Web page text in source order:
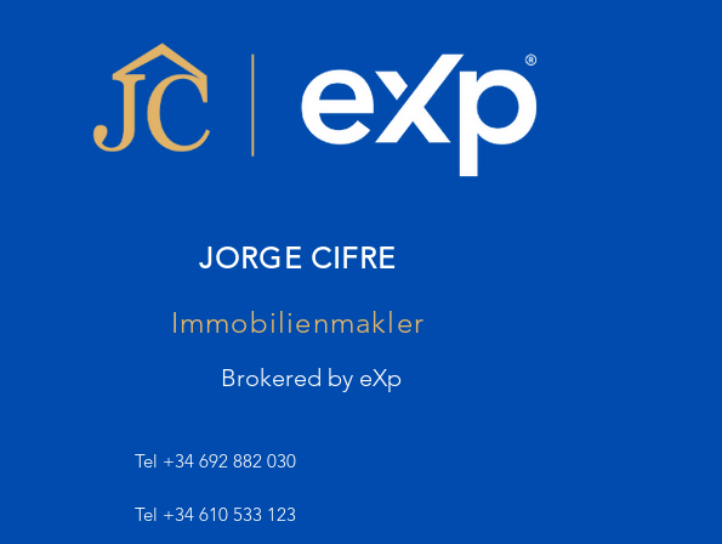
JORGE CIFRE
Immobilienmakler
Brokered by eXp
Tel +34 692 882 030
Tel +34 610 533 123